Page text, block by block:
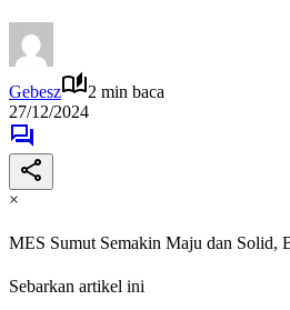
Gebesz
2 min baca
27/12/2024
×
MES Sumut Semakin Maju dan Solid,
Sebarkan artikel ini